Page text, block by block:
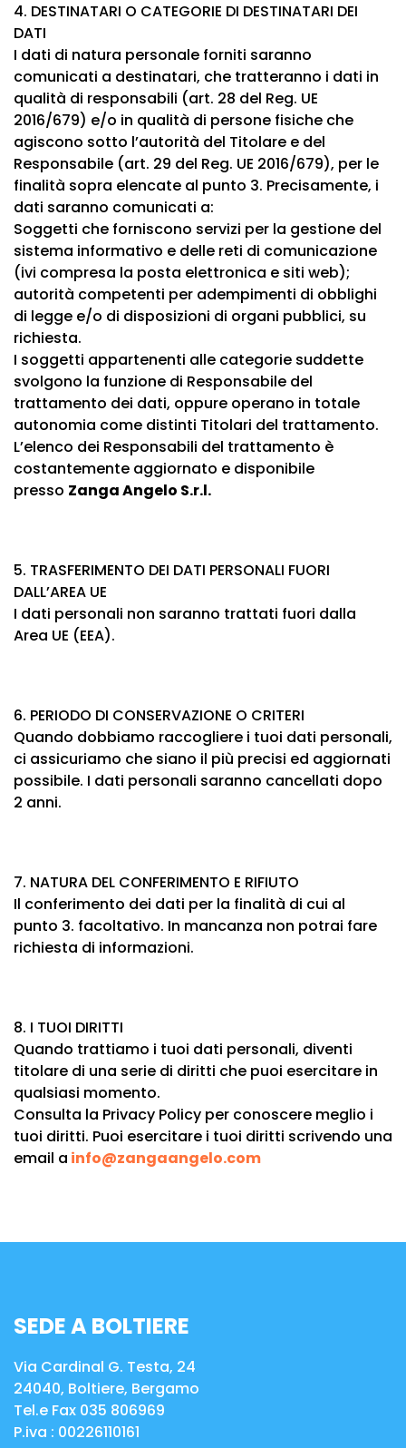
4. DESTINATARI O CATEGORIE DI DESTINATARI DEI
DATI
I dati di natura personale forniti saranno
comunicati a destinatari, che tratteranno i dati in
qualità di responsabili (art. 28 del Reg. UE
2016/679) e/o in qualità di persone fisiche che
agiscono sotto l’autorità del Titolare e del
Responsabile (art. 29 del Reg. UE 2016/679), per le
finalità sopra elencate al punto 3. Precisamente, i
dati saranno comunicati a:
Soggetti che forniscono servizi per la gestione del
sistema informativo e delle reti di comunicazione
(ivi compresa la posta elettronica e siti web);
autorità competenti per adempimenti di obblighi
di legge e/o di disposizioni di organi pubblici, su
richiesta.
I soggetti appartenenti alle categorie suddette
svolgono la funzione di Responsabile del
trattamento dei dati, oppure operano in totale
autonomia come distinti Titolari del trattamento.
L’elenco dei Responsabili del trattamento è
costantemente aggiornato e disponibile
presso Zanga Angelo S.r.l.
5. TRASFERIMENTO DEI DATI PERSONALI FUORI
DALL’AREA UE
I dati personali non saranno trattati fuori dalla
Area UE (EEA).
6. PERIODO DI CONSERVAZIONE O CRITERI
Quando dobbiamo raccogliere i tuoi dati personali,
ci assicuriamo che siano il più precisi ed aggiornati
possibile. I dati personali saranno cancellati dopo
2 anni.
7. NATURA DEL CONFERIMENTO E RIFIUTO
Il conferimento dei dati per la finalità di cui al
punto 3. facoltativo. In mancanza non potrai fare
richiesta di informazioni.
8. I TUOI DIRITTI
Quando trattiamo i tuoi dati personali, diventi
titolare di una serie di diritti che puoi esercitare in
qualsiasi momento.
Consulta la Privacy Policy per conoscere meglio i
tuoi diritti. Puoi esercitare i tuoi diritti scrivendo una
email a info@zangaangelo.com
SEDE A BOLTIERE
Via Cardinal G. Testa, 24
24040, Boltiere, Bergamo
Tel.e Fax 035 806969
P.iva : 00226110161